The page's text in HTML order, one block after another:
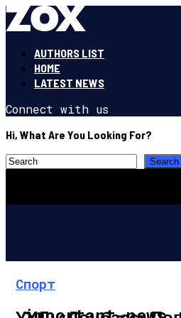
AUTHORS LIST
HOME
LATEST NEWS
Connect with us
Hi, What Are You Looking For?
Спорт